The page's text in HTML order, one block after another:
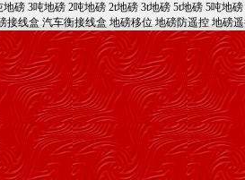
地磅 3吨地磅 2吨地磅 2t地磅 3t地磅 5t地磅 5吨地磅
接线盒 汽车衡接线盒 地磅移位 地磅防遥控 地磅